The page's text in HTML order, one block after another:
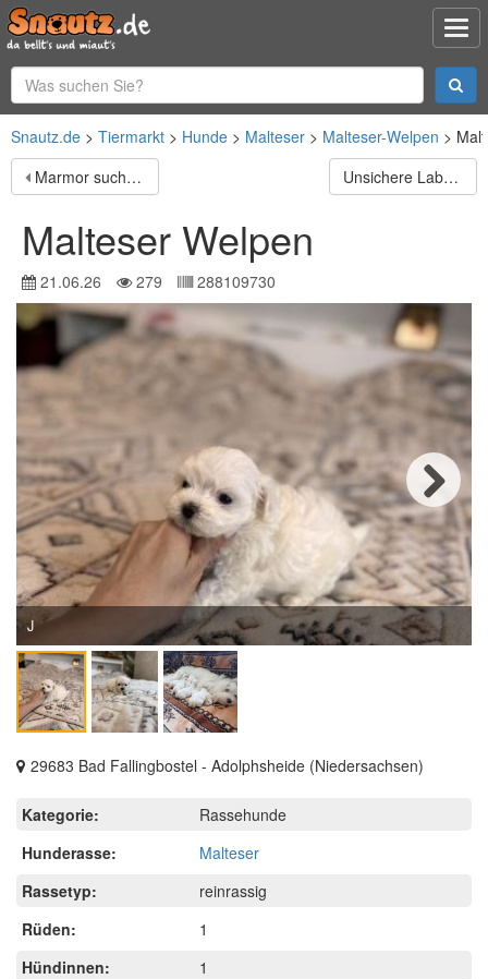
Snautz.de Tiermarkt Hunde Malteser Malteser-Welpen
Marmor sucht ein ländliches Zuhause
Unsichere Labrador Hündin Eyota sucht Schutzzone
Malteser Welpen
21.06.26 279 288109730
J
Next
29683 Bad Fallingbostel - Adolphsheide (Niedersachsen)
Kategorie:
Rassehunde
Hunderasse:
Malteser
Rassetyp:
reinrassig
Rüden:
1
Hündinnen:
1